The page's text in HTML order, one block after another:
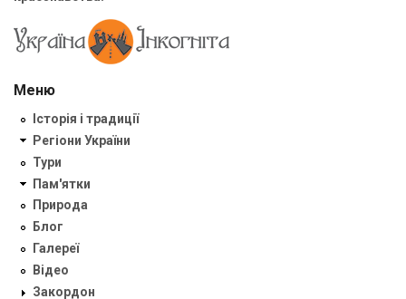
Меню
Історія і традиції
Регіони України
Тури
Пам'ятки
Природа
Блог
Галереї
Відео
Закордон